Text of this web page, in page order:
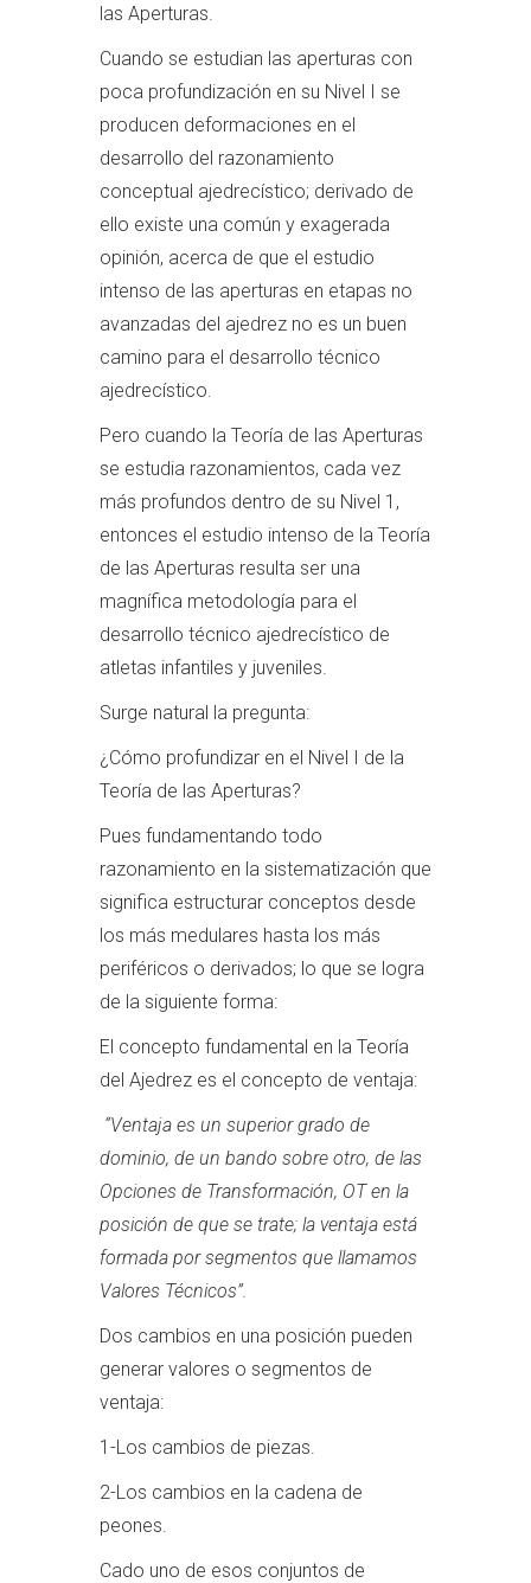
las Aperturas.
Cuando se estudian las aperturas con
poca profundización en su Nivel I se
producen deformaciones en el
desarrollo del razonamiento
conceptual ajedrecístico; derivado de
ello existe una común y exagerada
opinión, acerca de que el estudio
intenso de las aperturas en etapas no
avanzadas del ajedrez no es un buen
camino para el desarrollo técnico
ajedrecístico.
Pero cuando la Teoría de las Aperturas
se estudia razonamientos, cada vez
más profundos dentro de su Nivel 1,
entonces el estudio intenso de la Teoría
de las Aperturas resulta ser una
magnífica metodología para el
desarrollo técnico ajedrecístico de
atletas infantiles y juveniles.
Surge natural la pregunta:
¿Cómo profundizar en el Nivel I de la
Teoría de las Aperturas?
Pues fundamentando todo
razonamiento en la sistematización que
significa estructurar conceptos desde
los más medulares hasta los más
periféricos o derivados; lo que se logra
de la siguiente forma:
El concepto fundamental en la Teoría
del Ajedrez es el concepto de ventaja:
“Ventaja es un superior grado de
dominio, de un bando sobre otro, de las
Opciones de Transformación, OT en la
posición de que se trate; la ventaja está
formada por segmentos que llamamos
Valores Técnicos”.
Dos cambios en una posición pueden
generar valores o segmentos de
ventaja:
1-Los cambios de piezas.
2-Los cambios en la cadena de
peones.
Cado uno de esos conjuntos de